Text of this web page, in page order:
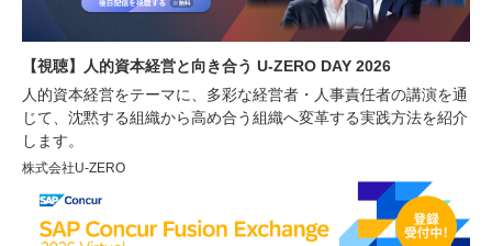
【視聴】人的資本経営と向き合う U-ZERO DAY 2026
人的資本経営をテーマに、多彩な経営者・人事責任者の講演を通
じて、沈黙する組織から高め合う組織へ変革する実践方法を紹介
します。
株式会社U-ZERO